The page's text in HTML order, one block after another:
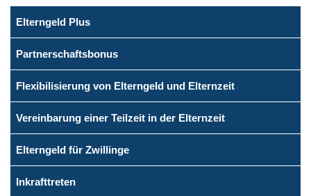
Elterngeld Plus
Partnerschaftsbonus
Flexibilisierung von Elterngeld und Elternzeit
Vereinbarung einer Teilzeit in der Elternzeit
Elterngeld für Zwillinge
Inkrafttreten